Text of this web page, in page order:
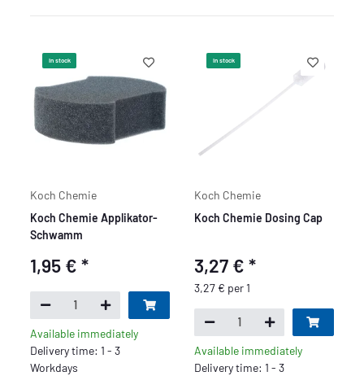
In stock
Koch Chemie
Koch Chemie Applikator-
Schwamm
1,95 €*
Available immediately
Delivery time: 1 - 3
Workdays
In stock
Koch Chemie
Koch Chemie Dosing Cap
3,27 € *
3,27 € per 1
Available immediately
Delivery time: 1 - 3